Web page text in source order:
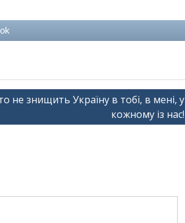
не знищить Україну в тобі, в мені, у
кожному із нас!